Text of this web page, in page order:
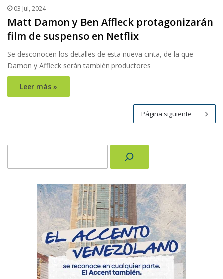
03 Jul, 2024
Matt Damon y Ben Affleck protagonizarán
film de suspenso en Netflix
Se desconocen los detalles de esta nueva cinta, de la que
Damon y Affleck serán también productores
Leer más »
Página siguiente